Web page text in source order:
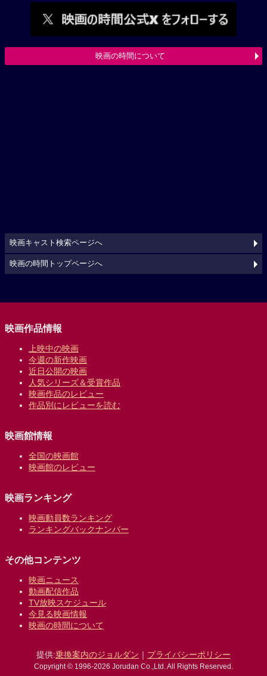
映画の時間について
映画キャスト検索ページへ
映画の時間トップページへ
映画作品情報
上映中の映画
今週の新作映画
近日公開の映画
人気シリーズ＆受賞作品
映画作品のレビュー
作品別にレビューを読む
映画館情報
全国の映画館
映画館のレビュー
映画ランキング
映画動員数ランキング
ランキングバックナンバー
その他コンテンツ
映画ニュース
動画配信作品
TV放映スケジュール
今見る映画情報
映画の時間について
提供:乗換案内のジョルダン ｜ プライバシーポリシー
Copyright © 1996-2026 Jorudan Co.,Ltd. All Rights Reserved.